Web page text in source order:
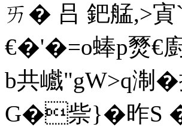
ㄞ� 吕 鈀艋,>寊
€�'�=o蜯p燹€
b共巇"gW>q淛
G�祡}�昨